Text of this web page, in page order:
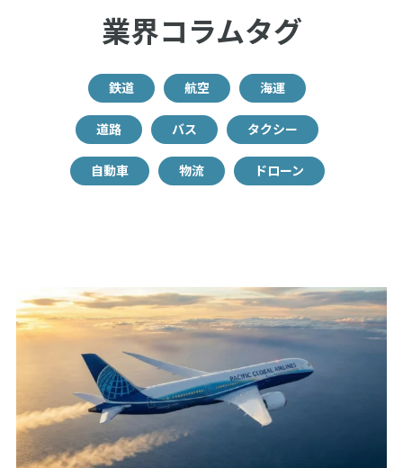
業界コラムタグ
鉄道 航空 海運
道路 バス タクシー
自動車 物流 ドローン